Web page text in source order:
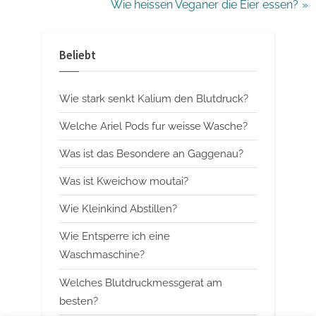
N
o
s
t
Wie heissen Veganer die Eier essen?
Beliebt
Wie stark senkt Kalium den Blutdruck?
Welche Ariel Pods fur weisse Wasche?
Was ist das Besondere an Gaggenau?
Was ist Kweichow moutai?
Wie Kleinkind Abstillen?
Wie Entsperre ich eine
Waschmaschine?
Welches Blutdruckmessgerat am
besten?